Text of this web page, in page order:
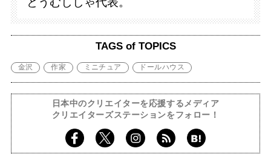
TAGS of TOPICS
金沢 作家 ミニチュア ドールハウス
日本中のクリエイターを応援するメディア
クリエイターズステーションをフォロー！